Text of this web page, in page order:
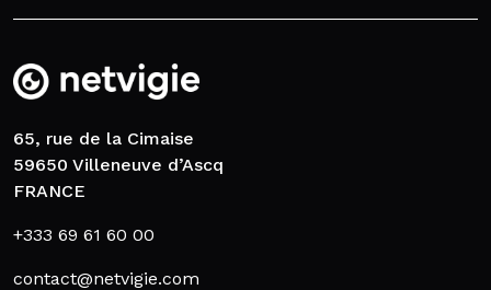
65, rue de la Cimaise
59650 Villeneuve d’Ascq
FRANCE
+333 69 61 60 00
contact@netvigie.com